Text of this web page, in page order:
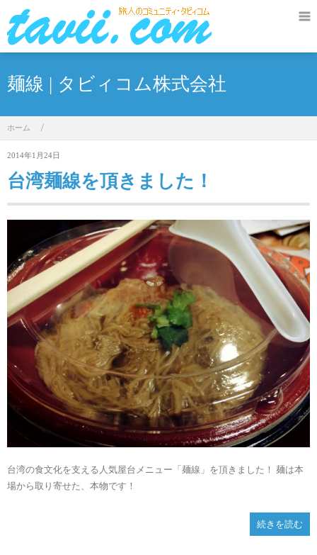
麺線 | タビィコム株式会社
ホーム /
2014年1月24日
台湾麺線を頂きました！
台湾の食文化を支える人気屋台メニュー「麺線」を頂きました！ 麺は本
場から取り寄せた、本物です！
続きを読む